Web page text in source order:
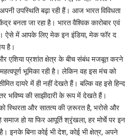
उपस्थिति बढ़ा रही हैं। आज भारत विविधता
बनता जा रहा है। भारत वैश्विक कारोबार एवं
है। ऐसे में आपके लिए मेक इन इंडिया, मेक फॉर द
है।
एशिया प्रशांत क्षेत्र के बीच संबंध मजबूत करने
भूमिका रही है। लेकिन वह इस मंच को
दायरे में ही नहीं देखते हैं। बल्कि वह इसे हिन्द
भविष्य की साझीदारी के रूप में देखते हैं।
को स्थिरता और सातत्य की ज़रूरत है, भरोसे और
समाज हो या फिर आपूर्ति श्रृंखला, हर मोर्चे पर इन
इनके बिना कोई भी देश, कोई भी क्षेत्र, अपने